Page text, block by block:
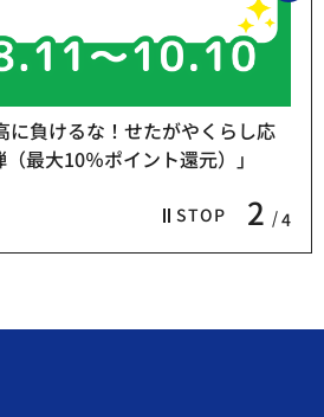
STOP 2 4
に負けるな！せたがやくらし応
最大10％ポイント還元）」